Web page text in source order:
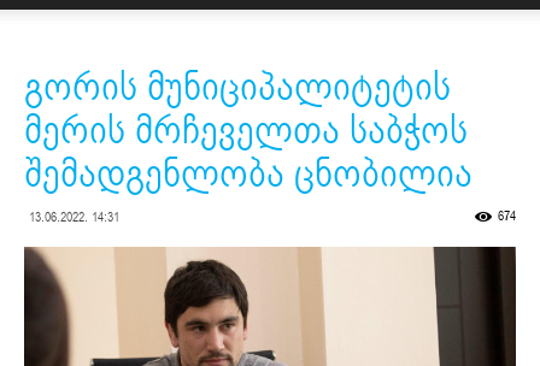
გორის მუნიციპალიტეტის
მერის მრჩეველთა საბჭოს
შემადგენლობა ცნობილია
13.06.2022. 14:31 674